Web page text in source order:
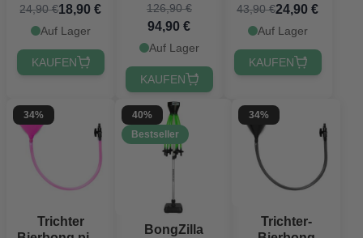
24,90 €18,90 €
Auf Lager
KAUFEN
Offizielle Ziele
126,90 €
94,90 €
Auf Lager
KAUFEN
180x91 cm
PartyVikings
43,90 €24,90 €
Auf Lager
KAUFEN
34%
Trichter
40%
Bestseller
BongZilla
34%
Trichter-